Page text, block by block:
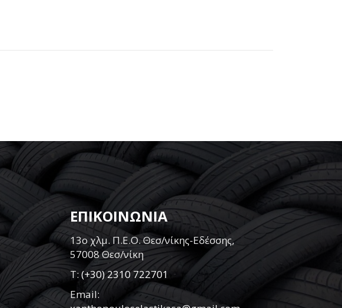
ΕΠΙΚΟΙΝΩΝΙΑ
13ο χλμ. Π.Ε.Ο. Θεσ/νίκης-Εδέσσης,
57008 Θεσ/νίκη
Τ: (+30) 2310 722701
Email: